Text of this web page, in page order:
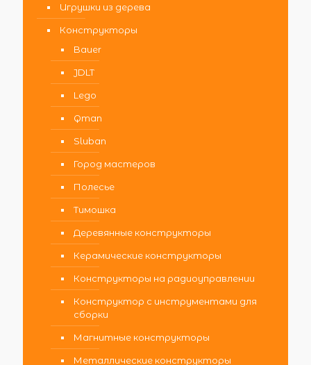
Игрушки из дерева
Конструкторы
Bauer
JDLT
Lego
Qman
Sluban
Город мастеров
Полесье
Тимошка
Деревянные конструкторы
Керамические конструкторы
Конструкторы на радиоуправлении
Конструктор с инструментами для
сборки
Магнитные конструкторы
Металлические конструкторы